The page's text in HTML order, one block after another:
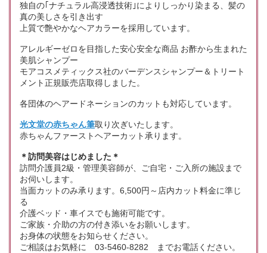
独自の｢ナチュラル高浸透技術｣によりしっかり染まる、髪の
真の美しさを引き出す
上質で艶やかなヘアカラーを採用しています。
アレルギーゼロを目指した安心安全な商品 お酢から生まれた
美肌シャンプー
モアコスメティックス社のバーデンスシャンプー＆トリート
メント正規販売店取得しました。
各団体のヘアードネーションのカットも対応しています。
光文堂の赤ちゃん筆取り次ぎいたします。
赤ちゃんファーストヘアーカット承ります。
＊訪問美容はじめました＊
訪問介護員2級・管理美容師が、ご自宅・ご入所の施設まで
お伺いします。
当面カットのみ承ります。6,500円～店内カット料金に準じ
る
介護ベッド・車イスでも施術可能です。
ご家族・介助の方の付き添いをお願いします。
お身体の状態をお知らせください。
ご相談はお気軽に 03-5460-8282 までお電話ください。